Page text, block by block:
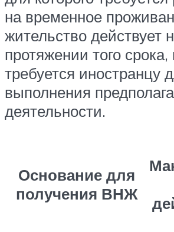
на временное
жительство действует
протяжении того срока,
требуется иностранцу
выполнения
деятельности.
Основание для
получения ВНЖ